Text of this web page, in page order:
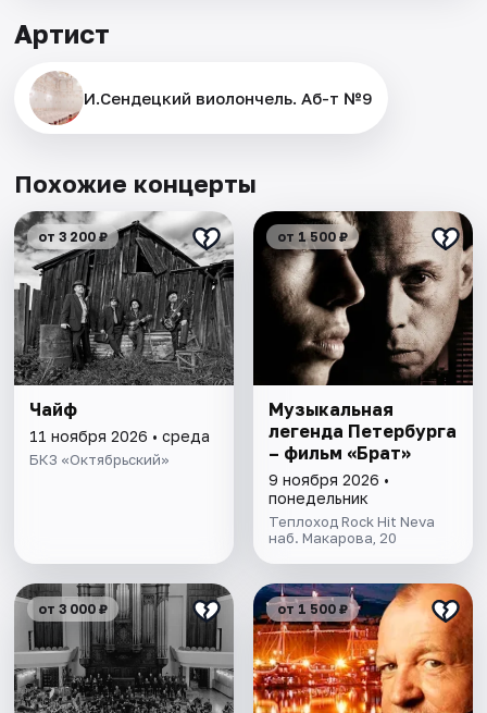
Артист
И.Сендецкий виолончель. Аб-т №9
Похожие концерты
от 3 200 ₽
Чайф
11 ноября 2026 • среда
БКЗ «Октябрьский»
от 1 500 ₽
Музыкальная
легенда Петербурга
– фильм «Брат»
9 ноября 2026 •
понедельник
Теплоход Rock Hit Neva
наб. Макарова, 20
от 3 000 ₽ от 1 500 ₽